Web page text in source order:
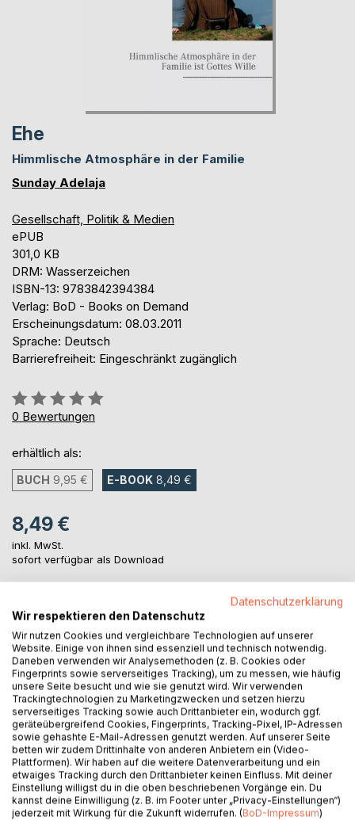
Ehe
Himmlische Atmosphäre in der Familie
Sunday Adelaja
Gesellschaft, Politik & Medien
ePUB
301,0 KB
DRM: Wasserzeichen
ISBN-13: 9783842394384
Verlag: BoD - Books on Demand
Erscheinungsdatum: 08.03.2011
Sprache: Deutsch
Barrierefreiheit: Eingeschränkt zugänglich
Bewertung::
0%
0 Bewertungen
erhältlich als:
BUCH 9,95 € E-BOOK 8,49 €
8,49 €
inkl. MwSt.
sofort verfügbar als Download
IN DEN WARENKORB
Auf die Merkliste
Titel bewerten
BESCHREIBUNG
Datenschutzerklärung
Wir respektieren den Datenschutz
Wir nutzen Cookies und vergleichbare Technologien auf unserer
Website. Einige von ihnen sind essenziell und technisch notwendig.
Daneben verwenden wir Analysemethoden (z. B. Cookies oder
Fingerprints sowie serverseitiges Tracking), um zu messen, wie häufig
unsere Seite besucht und wie sie genutzt wird. Wir verwenden
Trackingtechnologien zu Marketingzwecken und setzen hierzu
serverseitiges Tracking sowie auch Drittanbieter ein, wodurch ggf.
geräteübergreifend Cookies, Fingerprints, Tracking-Pixel, IP-Adressen
sowie gehashte E-Mail-Adressen genutzt werden. Auf unserer Seite
betten wir zudem Drittinhalte von anderen Anbietern ein (Video-
Plattformen). Wir haben auf die weitere Datenverarbeitung und ein
etwaiges Tracking durch den Drittanbieter keinen Einfluss. Mit deiner
Einstellung willigst du in die oben beschriebenen Vorgänge ein. Du
kannst deine Einwilligung (z. B. im Footer unter „Privacy-Einstellungen“)
jederzeit mit Wirkung für die Zukunft widerrufen. (BoD-Impressum)